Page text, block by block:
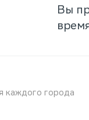
Вы
каждого города